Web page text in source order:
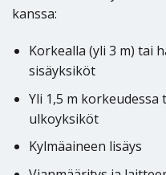
kanssa:
Korkealla (yli 3 m) tai
sisäyksiköt
Yli 1,5 m
ulkoyksiköt
Kylmäaineen lisäys